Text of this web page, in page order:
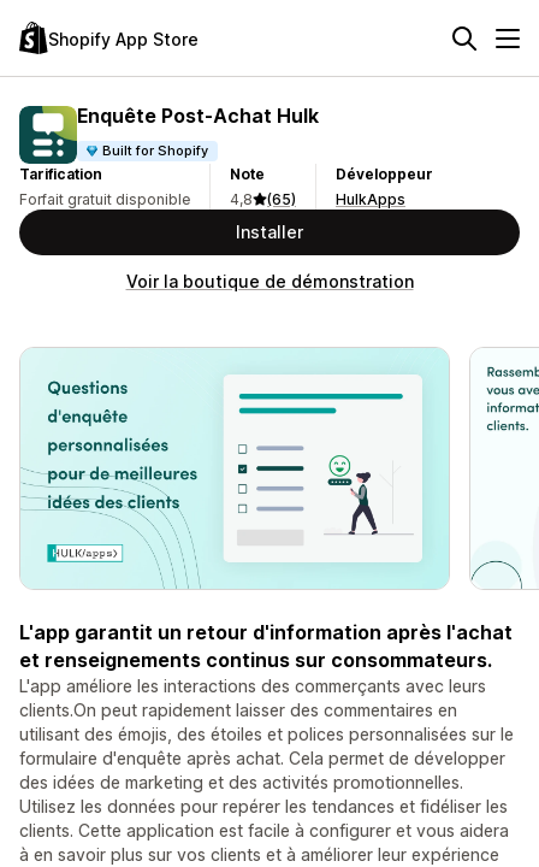
Shopify App Store
Enquête Post‑Achat Hulk
Built for Shopify
Tarification
Forfait gratuit disponible
Note
4,8
(65)
Développeur
HulkApps
Installer
Voir la boutique de démonstration
L'app garantit un retour d'information après l'achat
et renseignements continus sur consommateurs.
L'app améliore les interactions des commerçants avec leurs
clients.On peut rapidement laisser des commentaires en
utilisant des émojis, des étoiles et polices personnalisées sur le
formulaire d'enquête après achat. Cela permet de développer
des idées de marketing et des activités promotionnelles.
Utilisez les données pour repérer les tendances et fidéliser les
clients. Cette application est facile à configurer et vous aidera
à en savoir plus sur vos clients et à améliorer leur expérience